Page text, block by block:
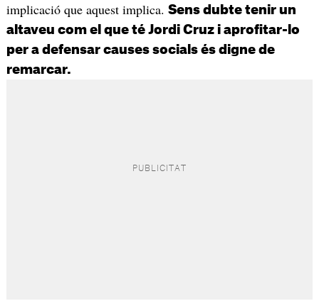
implicació que aquest implica. Sens dubte tenir un
altaveu com el que té Jordi Cruz i aprofitar-lo
per a defensar causes socials és digne de
remarcar.